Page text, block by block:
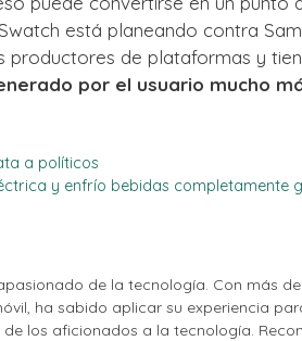
está planeando contra
productores de plataformas y
por el usuario mucho
a políticos
y enfrío bebidas completamente
de la tecnología. Con más
ha sabido aplicar su experiencia
los aficionados a la tecnología.